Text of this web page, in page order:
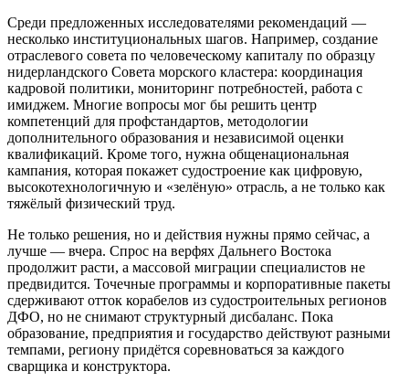
Среди предложенных исследователями рекомендаций —
несколько институциональных шагов. Например, создание
отраслевого совета по человеческому капиталу по образцу
нидерландского Совета морского кластера: координация
кадровой политики, мониторинг потребностей, работа с
имиджем. Многие вопросы мог бы решить центр
компетенций для профстандартов, методологии
дополнительного образования и независимой оценки
квалификаций. Кроме того, нужна общенациональная
кампания, которая покажет судостроение как цифровую,
высокотехнологичную и «зелёную» отрасль, а не только как
тяжёлый физический труд.
Не только решения, но и действия нужны прямо сейчас, а
лучше — вчера. Спрос на верфях Дальнего Востока
продолжит расти, а массовой миграции специалистов не
предвидится. Точечные программы и корпоративные пакеты
сдерживают отток корабелов из судостроительных регионов
ДФО, но не снимают структурный дисбаланс. Пока
образование, предприятия и государство действуют разными
темпами, региону придётся соревноваться за каждого
сварщика и конструктора.